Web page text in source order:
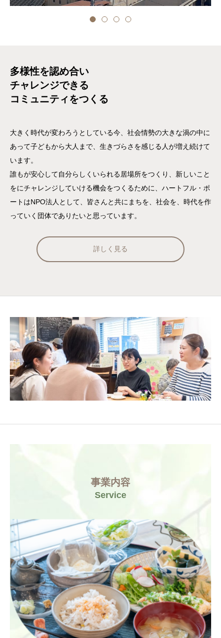
多様性を認め合い
チャレンジできる
コミュニティをつくる
大きく時代が変わろうとしている今、社会情勢の大きな渦の中に
あって子どもから大人まで、生きづらさを感じる人が増え続けて
います。
誰もが安心して自分らしくいられる居場所をつくり、新しいこと
をにチャレンジしていける機会をつくるために、ハートフル・ポ
ートはNPO法人として、皆さんと共にまちを、社会を、時代を作
っていく団体でありたいと思っています。
詳しく見る
事業内容
Service